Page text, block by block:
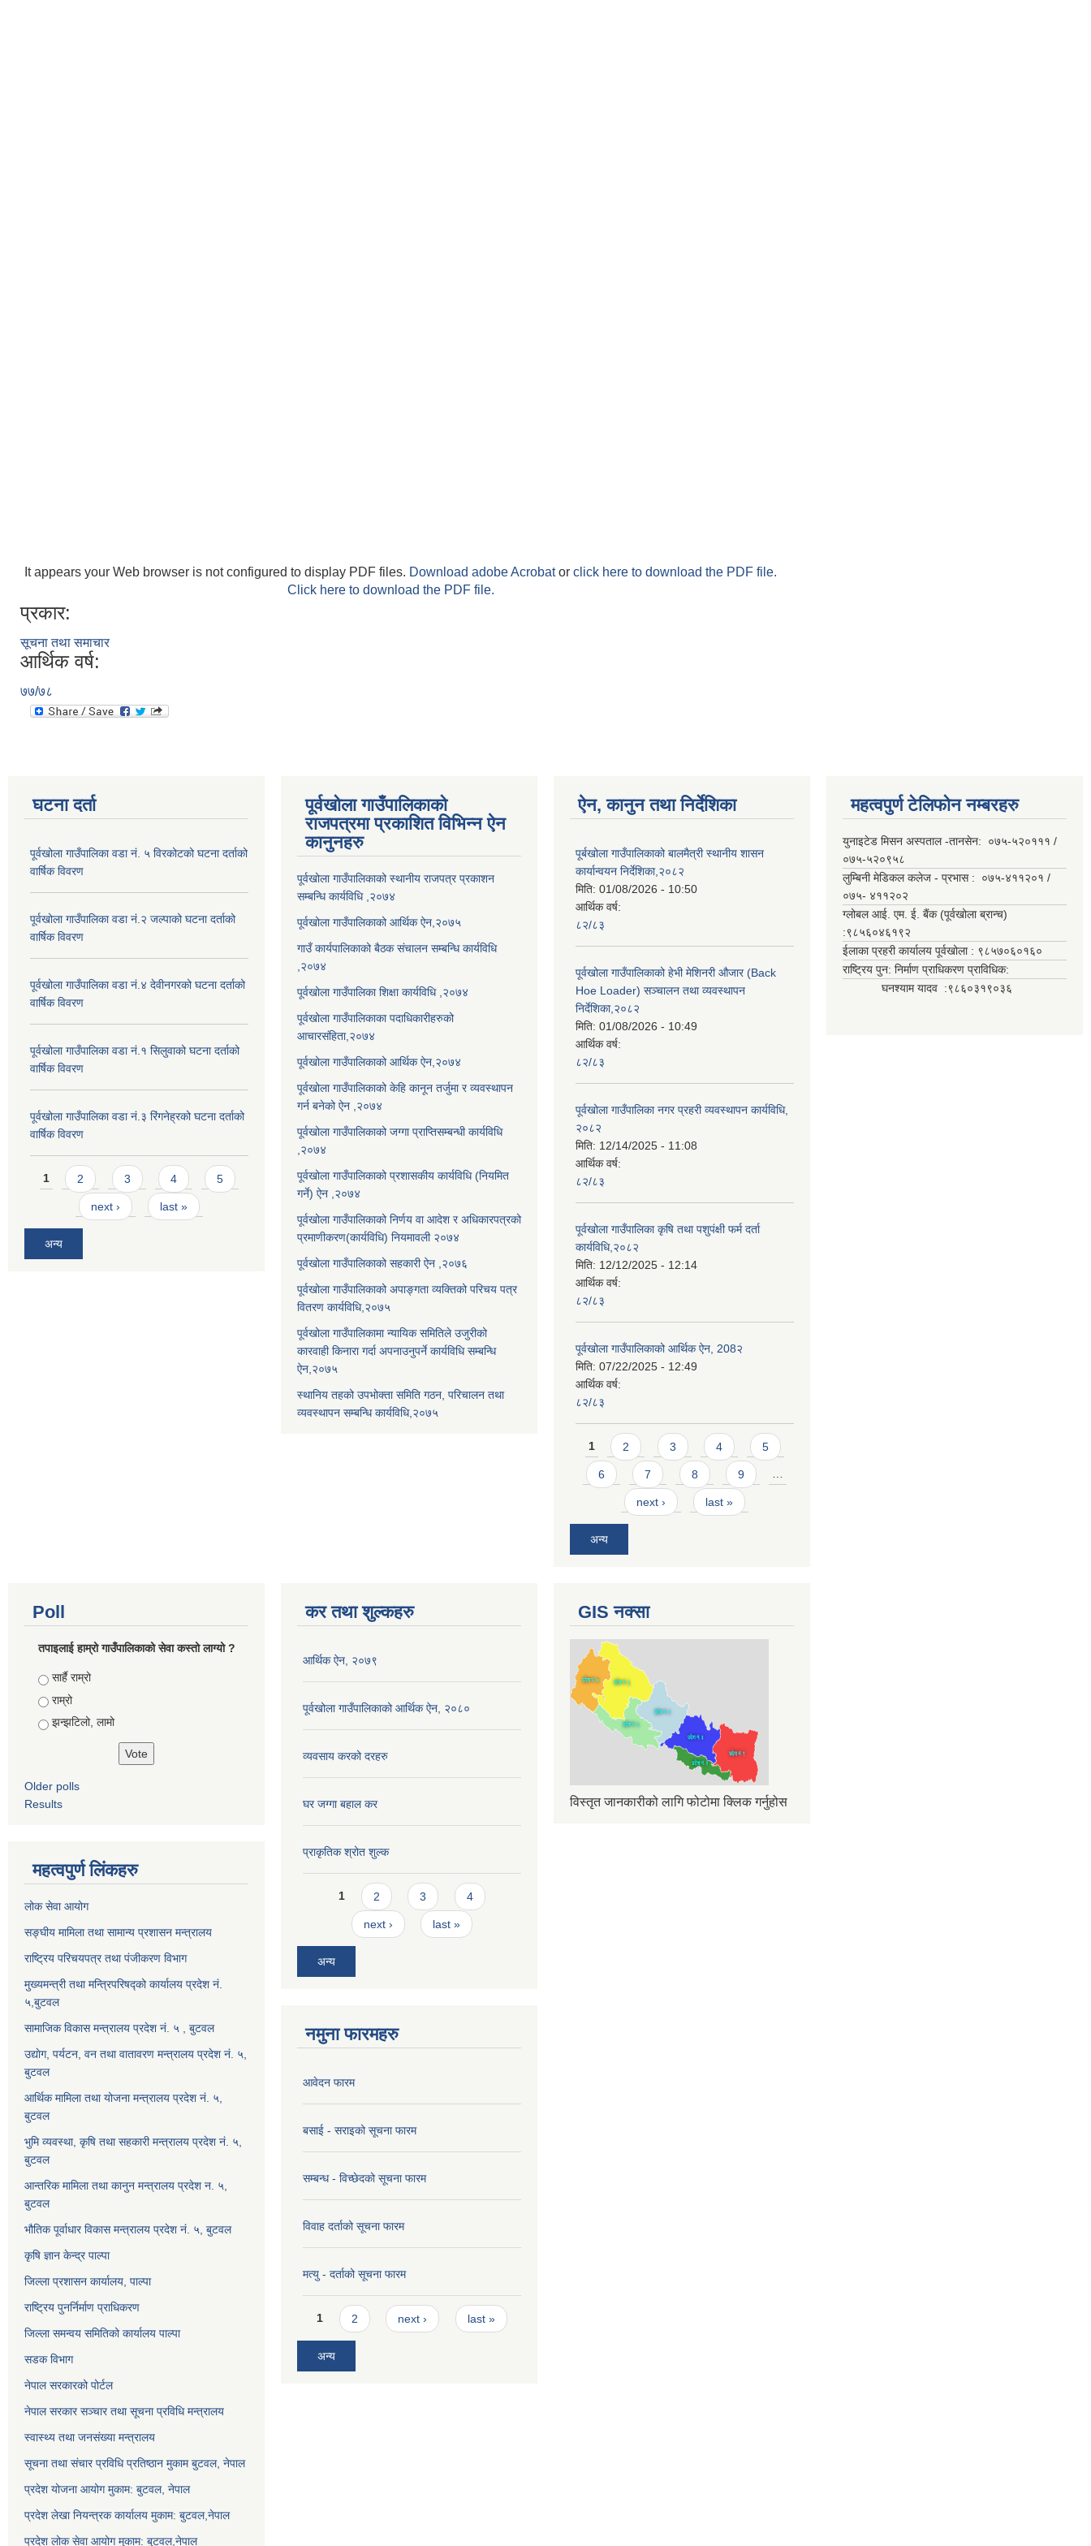
It appears your Web browser is not configured to display PDF files. Download adobe Acrobator click here to download the PDF file.
Click here to download the PDF file.
प्रकार:
सूचना तथा समाचार
आर्थिक वर्ष:
७७/७८
घटना दर्ता
पूर्वखोला गाउँपालिका वडा नं. ५ विरकोटको घटना दर्ताको
वार्षिक विवरण
पूर्वखोला गाउँपालिका वडा नं.२ जल्पाको घटना दर्ताको
वार्षिक विवरण
पूर्वखोला गाउँपालिका वडा नं.४ देवीनगरको घटना दर्ताको
वार्षिक विवरण
पूर्वखोला गाउँपालिका वडा नं.१ सिलुवाको घटना दर्ताको
वार्षिक विवरण
पूर्वखोला गाउँपालिका वडा नं.३ रिंगनेह्रको घटना दर्ताको
वार्षिक विवरण
Pages
1 2 3 4 5
next › last »
अन्य
पूर्वखोला गाउँपालिकाको
राजपत्रमा प्रकाशित विभिन्न ऐन
कानुनहरु
पूर्वखोला गाउँपालिकाको स्थानीय राजपत्र प्रकाशन
सम्बन्धि कार्यविधि ,२०७४
पूर्वखोला गाउँपालिकाको आर्थिक ऐन,२०७५
गाउँ कार्यपालिकाको बैठक संचालन सम्बन्धि कार्यविधि
,२०७४
पूर्वखोला गाउँपालिका शिक्षा कार्यविधि ,२०७४
पूर्वखोला गाउँपालिकाका पदाधिकारीहरुको
आचारसंहिता,२०७४
पूर्वखोला गाउँपालिकाको आर्थिक ऐन,२०७४
पूर्वखोला गाउँपालिकाको केहि कानून तर्जुमा र व्यवस्थापन
गर्न बनेको ऐन ,२०७४
पूर्वखोला गाउँपालिकाको जग्गा प्राप्तिसम्बन्धी कार्यविधि
,२०७४
पूर्वखोला गाउँपालिकाको प्रशासकीय कार्यविधि (नियमित
गर्ने) ऐन ,२०७४
पूर्वखोला गाउँपालिकाको निर्णय वा आदेश र अधिकारपत्रको
प्रमाणीकरण(कार्यविधि) नियमावली २०७४
पूर्वखोला गाउँपालिकाको सहकारी ऐन ,२०७६
पूर्वखोला गाउँपालिकाको अपाङ्गता व्यक्तिको परिचय पत्र
वितरण कार्यविधि,२०७५
पूर्वखोला गाउँपालिकामा न्यायिक समितिले उजुरीको
कारवाही किनारा गर्दा अपनाउनुपर्ने कार्यविधि सम्बन्धि
ऐन,२०७५
स्थानिय तहको उपभोक्ता समिति गठन, परिचालन तथा
व्यवस्थापन सम्बन्धि कार्यविधि,२०७५
ऐन, कानुन तथा निर्देशिका
पूर्बखोला गाउँपालिकाको बालमैत्री स्थानीय शासन
कार्यान्वयन निर्देशिका,२०८२
मिति: 01/08/2026 - 10:50
आर्थिक वर्ष:
८२/८३
पूर्वखोला गाउँपालिकाको हेभी मेशिनरी औजार (Back
Hoe Loader) सञ्चालन तथा व्यवस्थापन
निर्देशिका,२०८२
मिति: 01/08/2026 - 10:49
आर्थिक वर्ष:
८२/८३
पूर्वखोला गाउँपालिका नगर प्रहरी व्यवस्थापन कार्यविधि,
२०८२
मिति: 12/14/2025 - 11:08
आर्थिक वर्ष:
८२/८३
पूर्वखोला गाउँपालिका कृषि तथा पशुपंक्षी फर्म दर्ता
कार्यविधि,२०८२
मिति: 12/12/2025 - 12:14
आर्थिक वर्ष:
८२/८३
पूर्वखोला गाउँपालिकाको आर्थिक ऐन, 208२
मिति: 07/22/2025 - 12:49
आर्थिक वर्ष:
८२/८३
Pages
1 2 3 4 5
6 7 8 9 …
next › last »
अन्य
महत्वपुर्ण टेलिफोन नम्बरहरु
युनाइटेड मिसन अस्पताल -तानसेन: ०७५-५२०१११ /
०७५-५२०९५८
लुम्बिनी मेडिकल कलेज - प्रभास : ०७५-४११२०१ /
०७५- ४११२०२
ग्लोबल आई. एम. ई. बैंक (पूर्वखोला ब्रान्च)
:९८५६०४६१९२
ईलाका प्रहरी कार्यालय पूर्वखोला : ९८५७०६०१६०
राष्ट्रिय पुन: निर्माण प्राधिकरण प्राविधिक:
घनश्याम यादव :९८६०३१९०३६
Poll
तपाइलाई हाम्रो गाउँपालिकाको सेवा कस्तो लाग्यो ?
Choices
सार्है राम्रो
राम्रो
झन्झटिलो, लामो
Older polls
Results
महत्वपुर्ण लिंकहरु
लोक सेवा आयोग
सङ्घीय मामिला तथा सामान्य प्रशासन मन्त्रालय
राष्ट्रिय परिचयपत्र तथा पंजीकरण विभाग
मुख्यमन्त्री तथा मन्त्रिपरिषद्को कार्यालय प्रदेश नं.
५,बुटवल
सामाजिक विकास मन्त्रालय प्रदेश नं. ५ , बुटवल
उद्याेग, पर्यटन, वन तथा वातावरण मन्त्रालय प्रदेश नं. ५,
बुटवल
आर्थिक मामिला तथा योजना मन्त्रालय प्रदेश नं. ५,
बुटवल
भुमि व्यवस्था, कृषि तथा सहकारी मन्त्रालय प्रदेश नं. ५,
बुटवल
आन्तरिक मामिला तथा कानुन मन्त्रालय प्रदेश न. ५,
बुटवल
भौतिक पूर्वाधार विकास मन्त्रालय प्रदेश नं. ५, बुटवल
कृषि ज्ञान केन्द्र पाल्पा
जिल्ला प्रशासन कार्यालय, पाल्पा
राष्ट्रिय पुनर्निर्माण प्राधिकरण
जिल्ला समन्वय समितिको कार्यालय पाल्पा
सडक विभाग
नेपाल सरकारको पोर्टल
नेपाल सरकार सञ्‍चार तथा सूचना प्रविधि मन्त्रालय
स्वास्थ्य तथा जनसंख्या मन्त्रालय
सूचना तथा संचार प्रविधि प्रतिष्ठान मुकाम बुटवल, नेपाल
प्रदेश योजना आयोग मुकाम: बुटवल, नेपाल
प्रदेश लेखा नियन्त्रक कार्यालय मुकाम: बुटवल,नेपाल
प्रदेश लोक सेवा आयोग मुकाम: बुटवल,नेपाल
कर तथा शुल्कहरु
आर्थिक ऐन, २०७९
पूर्वखोला गाउँपालिकाको आर्थिक ऐन, २०८०
व्यवसाय करको दरहरु
घर जग्गा बहाल कर
प्राकृतिक श्रोत शुल्क
Pages
1 2 3 4
next › last »
अन्य
नमुना फारमहरु
आवेदन फारम
बसाई - सराइको सूचना फारम
सम्बन्ध - विच्छेदको सूचना फारम
विवाह दर्ताको सूचना फारम
मत्यु - दर्ताको सूचना फारम
Pages
1 2 next › last »
अन्य
GIS नक्सा
विस्तृत जानकारीको लागि फोटोमा क्लिक गर्नुहोस